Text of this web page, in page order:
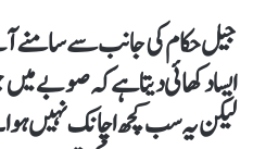
جیل حکام کی جانب سے سامنے
ایسا دکھائی دیتا ہے کہ صوبے
لیکن یہ سب کچھ اچانک نہیں